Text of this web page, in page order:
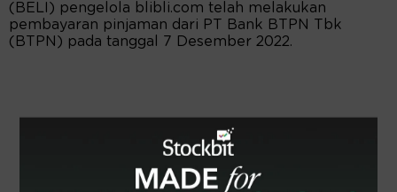
(BELI) pengelola blibli.com telah melakukan
pembayaran pinjaman dari PT Bank BTPN Tbk
(BTPN) pada tanggal 7 Desember 2022.